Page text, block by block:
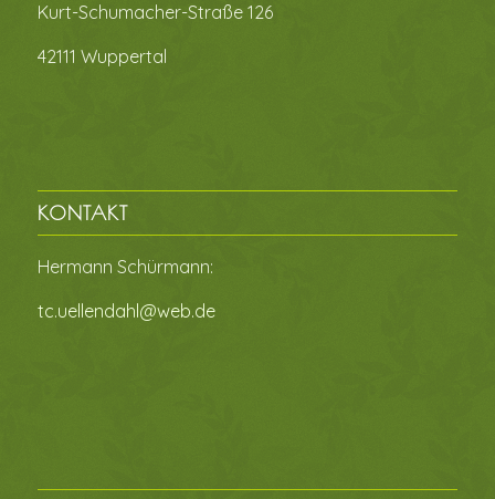
Kurt-Schumacher-Straße 126
42111 Wuppertal
KONTAKT
Hermann Schürmann:
tc.uellendahl@web.de